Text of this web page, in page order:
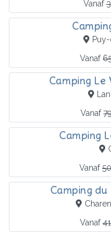
Vanaf
Vanaf
Camping Le
Vanaf
Camping
Vanaf
Camping
Vanaf